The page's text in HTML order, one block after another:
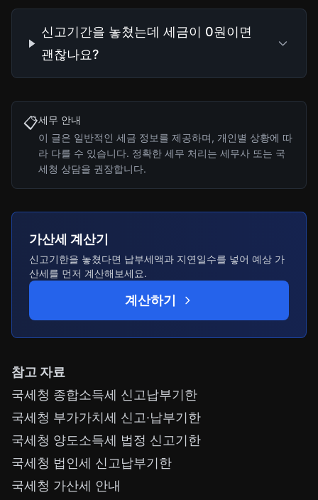
신고기간을 놓쳤는데 세금이 0원이면
괜찮나요?
📋세무 안내
이 글은 일반적인 세금 정보를 제공하며, 개인별 상황에 따
라 다를 수 있습니다. 정확한 세무 처리는 세무사 또는 국
세청 상담을 권장합니다.
가산세 계산기
신고기한을 놓쳤다면 납부세액과 지연일수를 넣어 예상 가
산세를 먼저 계산해보세요.
계산하기
참고 자료
국세청 종합소득세 신고납부기한
국세청 부가가치세 신고·납부기한
국세청 양도소득세 법정 신고기한
국세청 법인세 신고납부기한
국세청 가산세 안내